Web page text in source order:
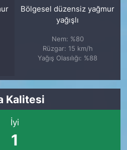
Bölgesel düzensiz yağmur
yağışlı
Nem: %80
Rüzgar: 15 km/h
Yağış Olasılığı: %88
Kalitesi
İyi
1